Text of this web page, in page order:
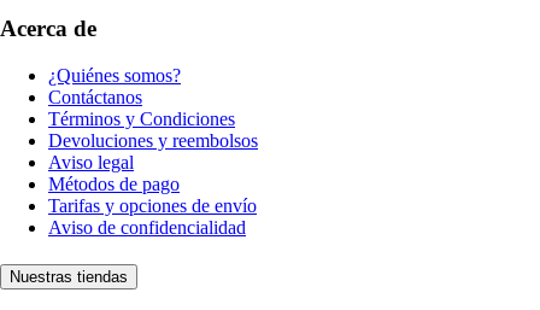
Acerca de
¿Quiénes somos?
Contáctanos
Términos y Condiciones
Devoluciones y reembolsos
Aviso legal
Métodos de pago
Tarifas y opciones de envío
Aviso de confidencialidad
Nuestras tiendas